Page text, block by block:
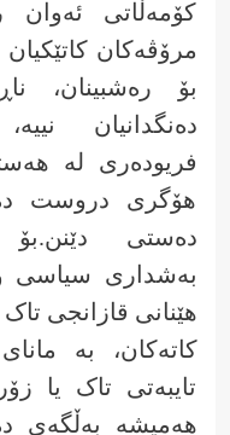
کۆمەڵاتی
مرۆڤەکان
بۆ رەشبینان،
دەنگدانیان
فریودەری لە
هۆگری دروست
دەستی دێنن.بۆ
بەشداری سیاسی
هێنانی قازانجی
کاتەکان، بە
تایبەتی تاک یا
هەمیشە بەڵگەی